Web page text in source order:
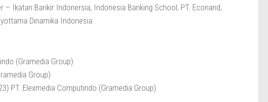
– Ikatan Bankir Indonersia, Indonesia Banking School, PT. Econand,
Dinamika Indonesia.
(Gramedia Group)
Group)
PT. Elexmedia Computindo (Gramedia Group)